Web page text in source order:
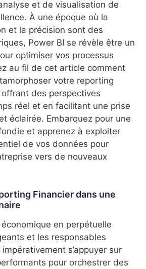
et de visualisation de
À une époque où la
et la précision sont des
Power BI se révèle être un
optimiser vos processus
au fil de cet article comment
votre reporting
des perspectives
réel et en facilitant une prise
éclairée. Embarquez pour une
et apprenez à exploiter
de vos données pour
vers de nouveaux
Financier dans une
en perpétuelle
et les responsables
s’appuyer sur
pour orchestrer des